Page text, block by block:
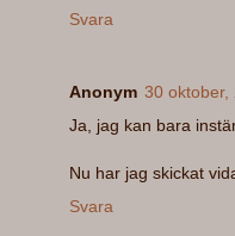
Svara
Anonym 30 oktober,
Ja, jag kan bara
Nu har jag skickat
Svara